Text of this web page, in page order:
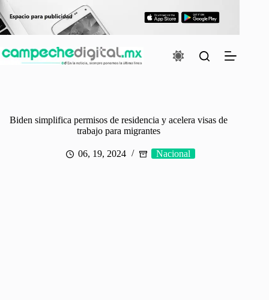
Saltar
al
contenido
Biden simplifica permisos de residencia y acelera visas de
trabajo para migrantes
06, 19, 2024 Nacional